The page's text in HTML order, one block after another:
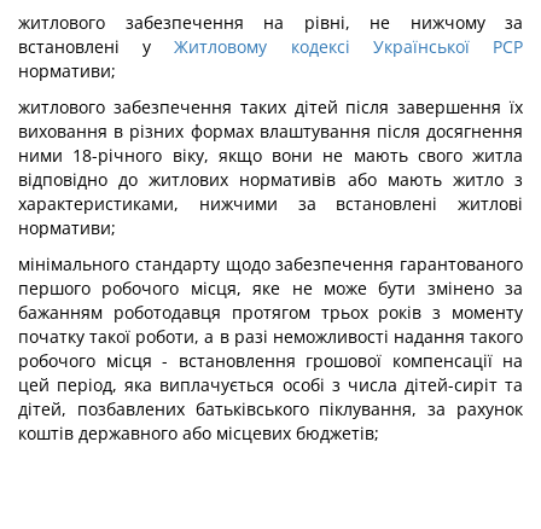
житлового забезпечення на рівні, не нижчому за
встановлені уЖитловому кодексі Української РСР
нормативи;
житлового забезпечення таких дітей після завершення їх
виховання в різних формах влаштування після досягнення
ними 18-річного віку, якщо вони не мають свого житла
відповідно до житлових нормативів або мають житло з
характеристиками, нижчими за встановлені житлові
нормативи;
мінімального стандарту щодо забезпечення гарантованого
першого робочого місця, яке не може бути змінено за
бажанням роботодавця протягом трьох років з моменту
початку такої роботи, а в разі неможливості надання такого
робочого місця - встановлення грошової компенсації на
цей період, яка виплачується особі з числа дітей-сиріт та
дітей, позбавлених батьківського піклування, за рахунок
коштів державного або місцевих бюджетів;